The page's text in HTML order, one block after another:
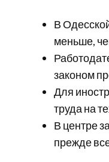
В
меньше,
законом
Для
труда на
В центре
прежде